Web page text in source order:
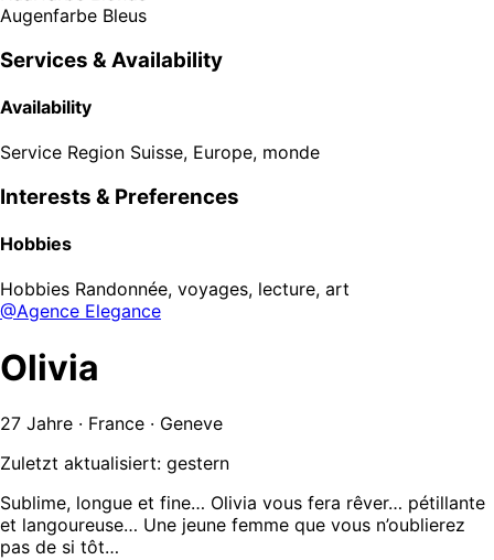
Augenfarbe Bleus
Services & Availability
Availability
Service Region Suisse, Europe, monde
Interests & Preferences
Hobbies
Hobbies Randonnée, voyages, lecture, art
@Agence Elegance
Olivia
27 Jahre · France · Geneve
Zuletzt aktualisiert: gestern
Sublime, longue et fine… Olivia vous fera rêver… pétillante
et langoureuse… Une jeune femme que vous n’oublierez
pas de si tôt…